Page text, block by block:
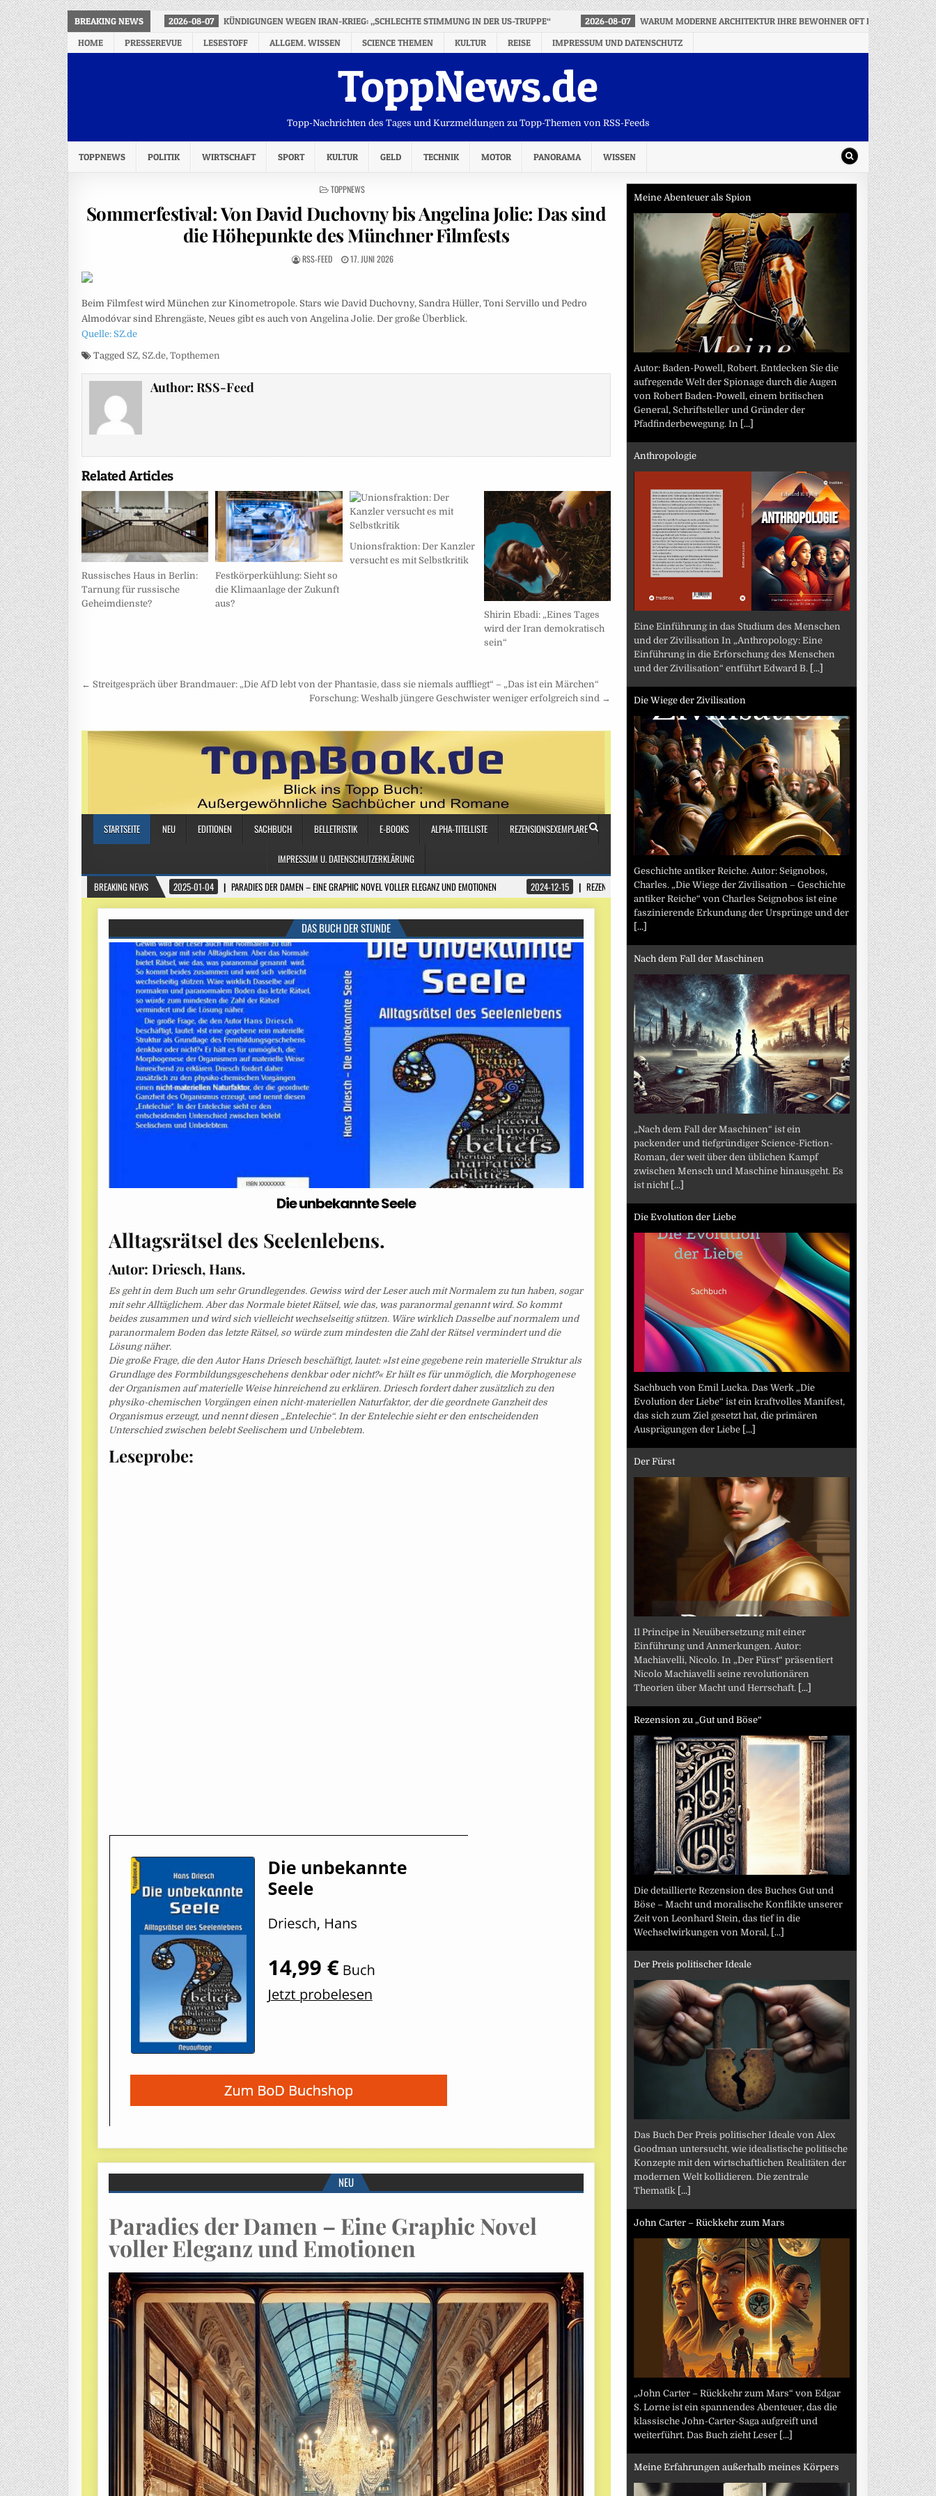
BREAKING NEWS 2026-08-07 KÜNDIGUNGEN WEGEN IRAN-KRIEG: „SCHLECHTE STIMMUNG IN DER US-TRUPPE“ 2026-08-07
WARUM MODERNE ARCHITEKTUR IHRE BEWOHNER OFT IM STICH LÄSST
HOME
PRESSEREVUE LESESTOFF ALLGEM. WISSEN SCIENCE THEMEN KULTUR REISE IMPRESSUM UND DATENSCHUTZ
ToppNews.de
Topp-Nachrichten des Tages und Kurzmeldungen zu Topp-Themen von RSS-Feeds
TOPPNEWS POLITIK WIRTSCHAFT SPORT KULTUR GELD TECHNIK MOTOR PANORAMA WISSEN
POSTED
TOPPNEWS
Sommerfestival: Von David Duchovny bis Angelina Jolie: Das sind
die Höhepunkte des Münchner Filmfests
RSS-FEED 17. JUNI 2026
Beim Filmfest wird München zur Kinometropole. Stars wie David Duchovny, Sandra Hüller, Toni Servillo und Pedro
Almodóvar sind Ehrengäste, Neues gibt es auch von Angelina Jolie. Der große Überblick.
Quelle: SZ.de
Tagged SZ, SZ.de, Topthemen
Author:RSS-Feed
Related Articles
Russisches Haus in Berlin:
Tarnung für russische
Geheimdienste?
Festkörperkühlung: Sieht so
die Klimaanlage der Zukunft
aus?
Unionsfraktion: Der Kanzler
versucht es mit Selbstkritik
Shirin Ebadi: „Eines Tages
wird der Iran demokratisch
sein“
Beitragsnavigation
← Streitgespräch über Brandmauer: „Die AfD lebt von der Phantasie, dass sie niemals auffliegt“ – „Das ist ein Märchen“
Forschung: Weshalb jüngere Geschwister weniger erfolgreich sind →
Meine Abenteuer als Spion
Autor: Baden-Powell, Robert. Entdecken Sie die
aufregende Welt der Spionage durch die Augen
von Robert Baden-Powell, einem britischen
General, Schriftsteller und Gründer der
Pfadfinderbewegung. In [...]
Anthropologie
Eine Einführung in das Studium des Menschen
und der Zivilisation In „Anthropology: Eine
Einführung in die Erforschung des Menschen
und der Zivilisation“ entführt Edward B. [...]
Die Wiege der Zivilisation
Geschichte antiker Reiche. Autor: Seignobos,
Charles. „Die Wiege der Zivilisation – Geschichte
antiker Reiche“ von Charles Seignobos ist eine
faszinierende Erkundung der Ursprünge und der
[...]
Nach dem Fall der Maschinen
„Nach dem Fall der Maschinen“ ist ein
packender und tiefgründiger Science-Fiction-
Roman, der weit über den üblichen Kampf
zwischen Mensch und Maschine hinausgeht. Es
ist nicht [...]
Die Evolution der Liebe
Sachbuch von Emil Lucka. Das Werk „Die
Evolution der Liebe“ ist ein kraftvolles Manifest,
das sich zum Ziel gesetzt hat, die primären
Ausprägungen der Liebe [...]
Der Fürst
Il Principe in Neuübersetzung mit einer
Einführung und Anmerkungen. Autor:
Machiavelli, Nicolo. In „Der Fürst“ präsentiert
Nicolo Machiavelli seine revolutionären
Theorien über Macht und Herrschaft. [...]
Rezension zu „Gut und Böse“
Die detaillierte Rezension des Buches Gut und
Böse – Macht und moralische Konflikte unserer
Zeit von Leonhard Stein, das tief in die
Wechselwirkungen von Moral, [...]
Der Preis politischer Ideale
Das Buch Der Preis politischer Ideale von Alex
Goodman untersucht, wie idealistische politische
Konzepte mit den wirtschaftlichen Realitäten der
modernen Welt kollidieren. Die zentrale
Thematik [...]
John Carter – Rückkehr zum Mars
„John Carter – Rückkehr zum Mars“ von Edgar
S. Lorne ist ein spannendes Abenteuer, das die
klassische John-Carter-Saga aufgreift und
weiterführt. Das Buch zieht Leser [...]
Meine Erfahrungen außerhalb meines Körpers